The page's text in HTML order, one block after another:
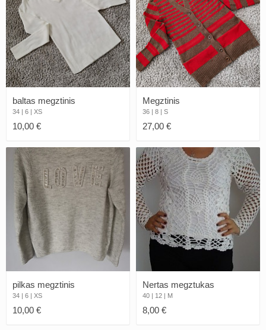
baltas megztinis
34 | 6 | XS
10,00 €
Megztinis
36 | 8 | S
27,00 €
pilkas megztinis
34 | 6 | XS
10,00 €
Nertas megztukas
40 | 12 | M
8,00 €